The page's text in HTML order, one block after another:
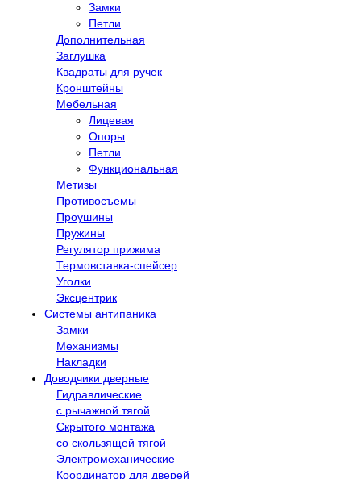
Замки
Петли
Дополнительная
Заглушка
Квадраты для ручек
Кронштейны
Мебельная
Лицевая
Опоры
Петли
Функциональная
Метизы
Противосъемы
Проушины
Пружины
Регулятор прижима
Термовставка-спейсер
Уголки
Эксцентрик
Системы антипаника
Замки
Механизмы
Накладки
Доводчики дверные
Гидравлические
с рычажной тягой
Скрытого монтажа
со скользящей тягой
Электромеханические
Координатор для дверей